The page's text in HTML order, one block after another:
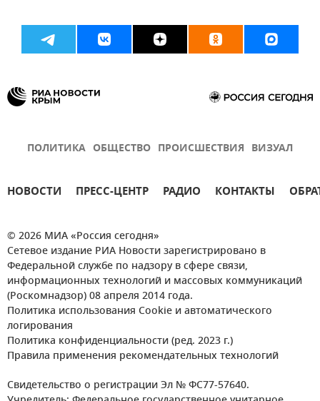
ПОЛИТИКА ОБЩЕСТВО ПРОИСШЕСТВИЯ ВИЗУАЛ
НОВОСТИ ПРЕСС-ЦЕНТР РАДИО КОНТАКТЫ
© 2026 МИА «Россия сегодня»
Сетевое издание РИА Новости зарегистрировано в
Федеральной службе по надзору в сфере связи,
информационных технологий и массовых коммуникаций
(Роскомнадзор) 08 апреля 2014 года.
Политика использования Cookie и автоматического
логирования
Политика конфиденциальности (ред. 2023 г.)
Правила применения рекомендательных технологий
Свидетельство о регистрации Эл № ФС77-57640.